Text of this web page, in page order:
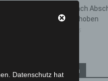
Anklage nach
Market“ erhoben
Kategorien
Datenschutz hat